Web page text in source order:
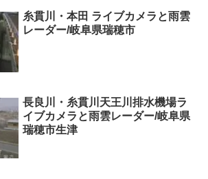
糸貫川・本田 ライブカメラと雨雲
レーダー/岐阜県瑞穂市
長良川・糸貫川天王川排水機場ラ
イブカメラと雨雲レーダー/岐阜県
瑞穂市生津